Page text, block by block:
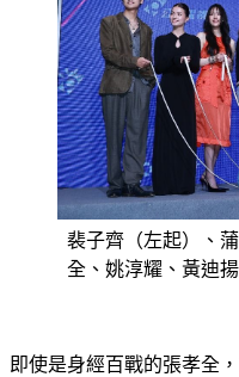
裴子齊（左起）、
全、姚淳耀、黃迪
即使是身經百戰的張孝全